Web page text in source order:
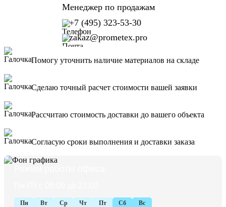
Менеджер по продажам
+7 (495) 323-53-30
zakaz@prometex.pro
Помогу уточнить наличие материалов на складе
Сделаю точный расчет стоимости вашей заявки
Рассчитаю стоимость доставки до вашего объекта
Согласую сроки выполнения и доставки заказа
Пн Вт Ср Чт Пт Сб Вс